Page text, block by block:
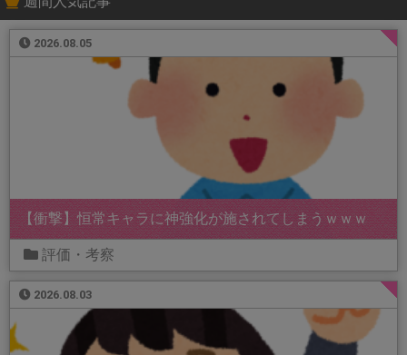
2026.08.05
【衝撃】恒常キャラに神強化が施されてしまうｗｗｗ
評価・考察
2026.08.03